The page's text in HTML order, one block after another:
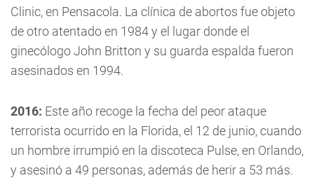
Clinic, en Pensacola. La clínica de abortos fue objeto
de otro atentado en 1984 y el lugar donde el
ginecólogo John Britton y su guarda espalda fueron
asesinados en 1994.
2016: Este año recoge la fecha del peor ataque
terrorista ocurrido en la Florida, el 12 de junio, cuando
un hombre irrumpió en la discoteca Pulse, en Orlando,
y asesinó a 49 personas, además de herir a 53 más.